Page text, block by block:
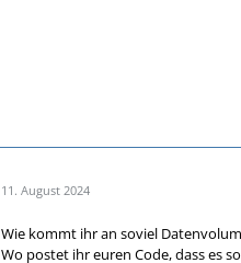
11. August 2024
Wie kommt ihr an soviel
Wo postet ihr euren Code, dass es